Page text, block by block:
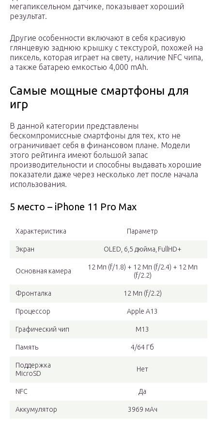
мегапиксельном датчике, показывает хороший
результат.
Другие особенности включают в себя красивую
глянцевую заднюю крышку с текстурой, похожей на
пиксель, которая играет на свету, наличие NFC чипа,
а также батарею емкостью 4,000 mAh.
Самые мощные смартфоны для
игр
В данной категории представлены
бескомпромиссные смартфоны для тех, кто не
ограничивает себя в финансовом плане. Модели
этого рейтинга имеют большой запас
производительности и способны выдавать хорошие
показатели даже через несколько лет после начала
использования.
5 место – iPhone 11 Pro Max
Характеристика Параметр
Экран OLED, 6,5 дюйма, FullHD+
Основная камера
12 Мп (f/1.8) + 12 Мп (f/2.4) + 12 Мп
(f/2.2)
Фронталка 12 Мп (f/2.2)
Процессор Apple A13
Графический чип M13
Память 4/64 Гб
Поддержка
MicroSD
Нет
NFC Да
Аккумулятор 3969 мАч